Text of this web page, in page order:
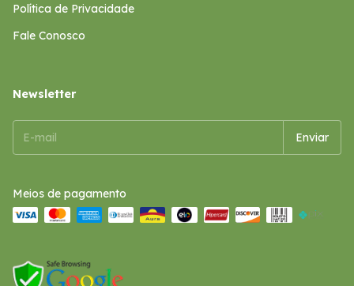
Política de Privacidade
Fale Conosco
Newsletter
Meios de pagamento